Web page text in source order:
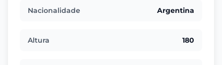
Nacionalidade Argentina
Altura 180